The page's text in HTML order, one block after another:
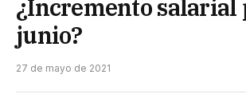
¿Incremento salarial
junio?
27 de mayo de 2021